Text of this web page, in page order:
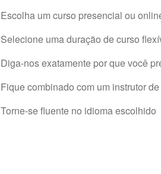
Escolha um curso presencial ou
Selecione uma duração de curso
Diga-nos exatamente por que você
Fique combinado com um instrutor
Torne-se fluente no idioma escolhido